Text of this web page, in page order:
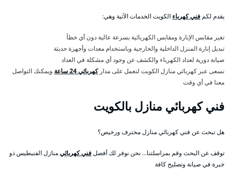
يقدم لكم فني كهرباء الكويت الخدمات الآتية وهي:
تغير مقابس الإنارة ومقابس الكهربائية بسرعة عالية دون أي خطأ
تبديل إنارة المنزل الداخلية والخارجية وباستخدام معدات وأجهزة حديثة
صيانة دورية لعداد الكهرباء والكشف عن وجود أي مشكلة في العداد
نسعى عبر كهربائي منازل الكويت لنعمل على مداركهربائي 24 ساعة
ويمكنك التواصل
معنا في أي وقت
فني كهربائي منازل بالكويت
هل تبحث عن فني كهربائي منازل محترف ورخيص؟
توقف عن البحث وقم بمراسلتنا… نحن نوفر لك أفضلفني كهربائيمنازل الفنيطيس ذو
خبرة في صيانة وتصليح كافة